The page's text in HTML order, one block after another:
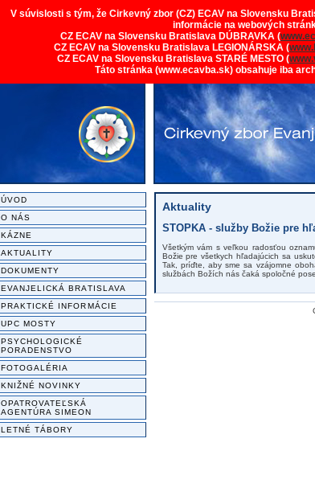
V súvislosti s tým, že Cirkevný zbor (CZ) ECAV na Slovensku
informácie na webových
CZ ECAV na Slovensku Bratislava DÚBRAVKA (
CZ ECAV na Slovensku Bratislava LEGIONÁRSKA (
CZ ECAV na Slovensku Bratislava STARÉ MESTO (
Táto stránka (www.ecavba.sk) obsahuje iba
ÚVOD
O NÁS
KÁZNE
AKTUALITY
DOKUMENTY
EVANJELICKÁ BRATISLAVA
PRAKTICKÉ INFORMÁCIE
UPC MOSTY
PSYCHOLOGICKÉ
PORADENSTVO
FOTOGALÉRIA
KNIŽNÉ NOVINKY
OPATROVATEĽSKÁ
AGENTÚRA SIMEON
LETNÉ TÁBORY
Aktuality
STOPKA - služby Božie pre
Všetkým vám s veľkou radosťou
Božie pre všetkych hľadajúcich sa
Tak, príďte, aby sme sa vzájomne
službách Božích nás čaká spoločné